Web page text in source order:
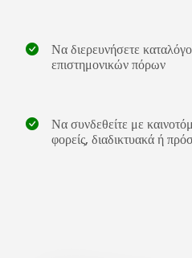
Να διερευνήσετε
επιστημονικών πόρων
Να συνδεθείτε με
φορείς, διαδικτυακά ή